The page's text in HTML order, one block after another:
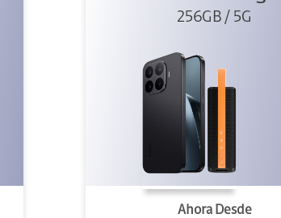
+ Sound
256GB / 5G
Ahora Desde